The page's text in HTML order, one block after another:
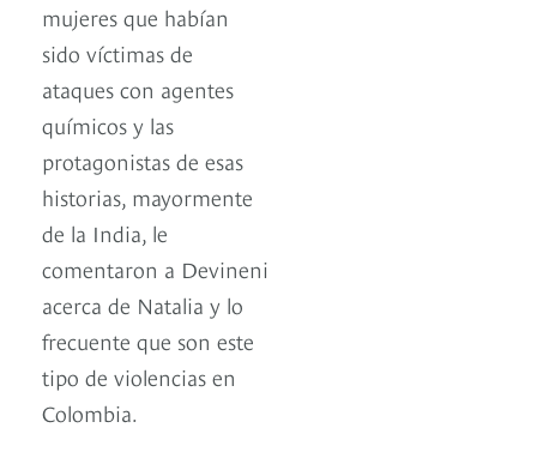
mujeres que habían
sido víctimas de
ataques con agentes
químicos y las
protagonistas de esas
historias, mayormente
de la India, le
comentaron a Devineni
acerca de Natalia y lo
frecuente que son este
tipo de violencias en
Colombia.